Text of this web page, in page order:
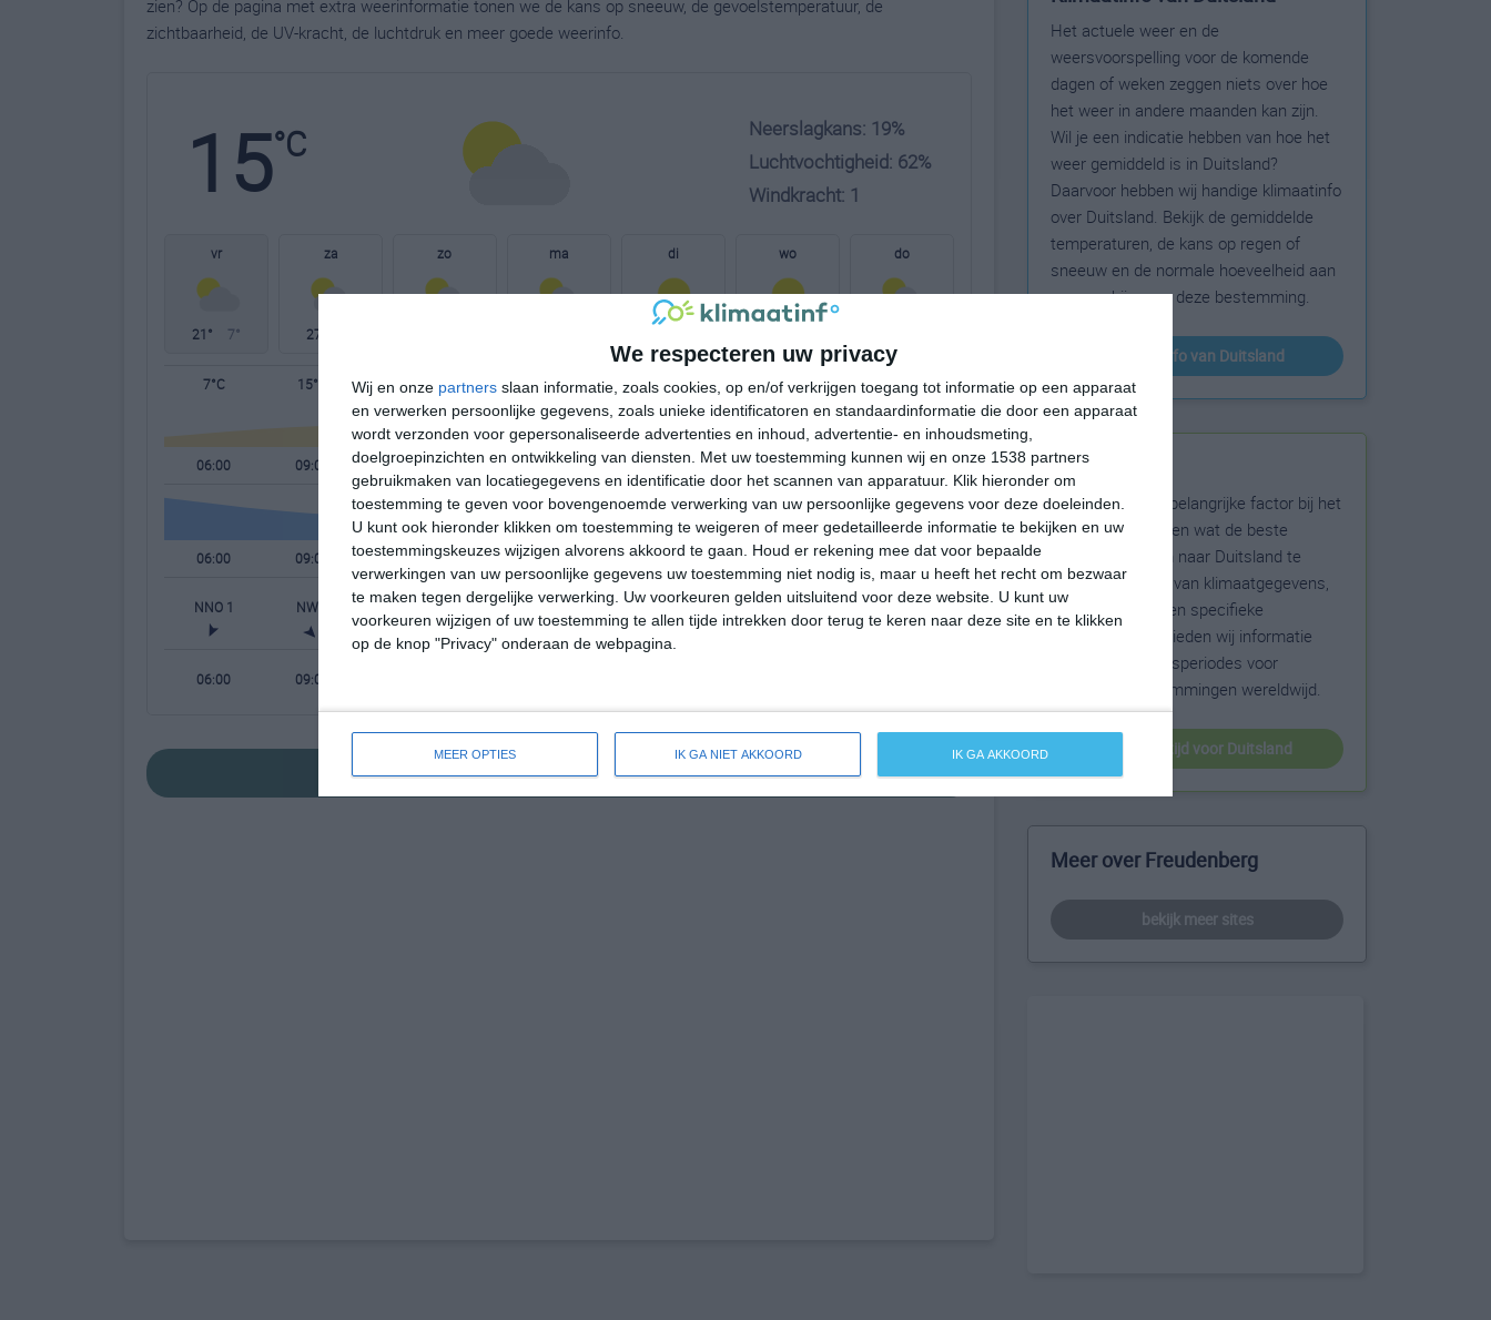
We respecteren uw privacy
Wij en onze partners slaan informatie, zoals cookies, op en/of verkrijgen toegang tot informatie op een apparaat
en verwerken persoonlijke gegevens, zoals unieke identificatoren en standaardinformatie die door een apparaat
wordt verzonden voor gepersonaliseerde advertenties en inhoud, advertentie- en inhoudsmeting,
doelgroepinzichten en ontwikkeling van diensten.
Met uw toestemming kunnen wij en onze 1538 partners
gebruikmaken van locatiegegevens en identificatie door het scannen van apparatuur. Klik hieronder om
toestemming te geven voor bovengenoemde verwerking van uw persoonlijke gegevens voor deze doeleinden.
U kunt ook hieronder klikken om toestemming te weigeren of meer gedetailleerde informatie te bekijken en uw
toestemmingskeuzes wijzigen alvorens akkoord te gaan.
Houd er rekening mee dat voor bepaalde
verwerkingen van uw persoonlijke gegevens uw toestemming niet nodig is, maar u heeft het recht om bezwaar
te maken tegen dergelijke verwerking. Uw voorkeuren gelden uitsluitend voor deze website. U kunt uw
voorkeuren wijzigen of uw toestemming te allen tijde intrekken door terug te keren naar deze site en te klikken
op de knop "Privacy" onderaan de webpagina.
MEER OPTIES IK GA NIET AKKOORD IK GA AKKOORD
zien? Op de pagina met extra weerinformatie tonen we de kans op sneeuw, de gevoelstemperatuur, de
zichtbaarheid, de UV-kracht, de luchtdruk en meer goede weerinfo.
15°C
Neerslagkans: 19%
Luchtvochtigheid: 62%
Windkracht: 1
vr
21° 7°
za
27°
zo ma di wo do
7°C 15°C 19°C 21°C 21°C 16°C 13°C 9°C
06:00 09:00 12:00 15:00 18:00 21:00 00:00 03:00
06:00 09:00 12:00 15:00 18:00 21:00 00:00 03:00
NNO 1 NW 0 NW 2 NW 2 NNW 2 N 1 NNO 1 NO 1
06:00 09:00
bekijk de uitgebreide weersverwachting voor Freudenberg
Het actuele weer en de
weersvoorspelling voor de komende
dagen of weken zeggen niets over hoe
het weer in andere maanden kan zijn.
Wil je een indicatie hebben van hoe het
weer gemiddeld is in Duitsland?
Daarvoor hebben wij handige klimaatinfo
over Duitsland. Bekijk de gemiddelde
temperaturen, de kans op regen of
sneeuw en de normale hoeveelheid aan
zonneschijn voor deze bestemming.
klimaatinfo van Duitsland
Beste reistijd
Het weer is een belangrijke factor bij het
reizen. Wil je weten wat de beste
maanden zijn om naar Duitsland te
reizen? Op basis van klimaatgegevens,
weersextremen en specifieke
weerinformatie bieden wij informatie
over de beste reisperiodes voor
duizenden bestemmingen wereldwijd.
beste reistijd voor Duitsland
Meer over Freudenberg
bekijk meer sites